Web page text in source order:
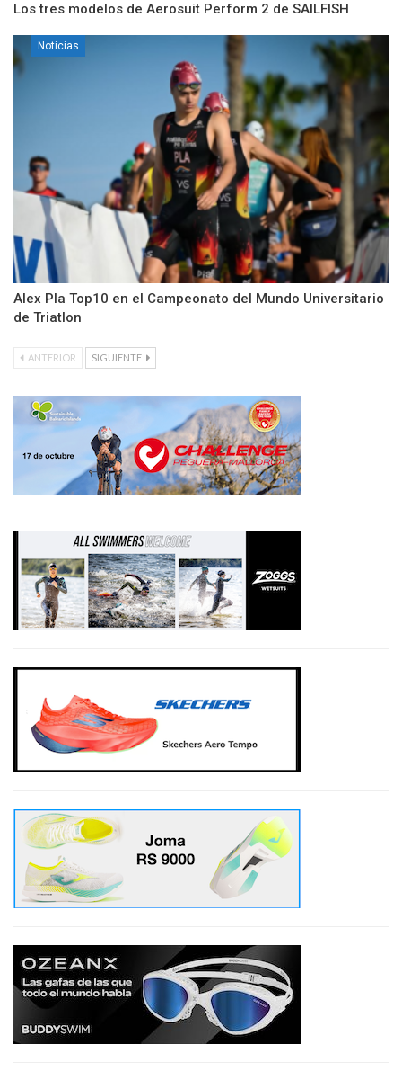
Los tres modelos de Aerosuit Perform 2 de SAILFISH
Noticias
Alex Pla Top10 en el Campeonato del Mundo Universitario
de Triatlon
ANTERIOR SIGUIENTE